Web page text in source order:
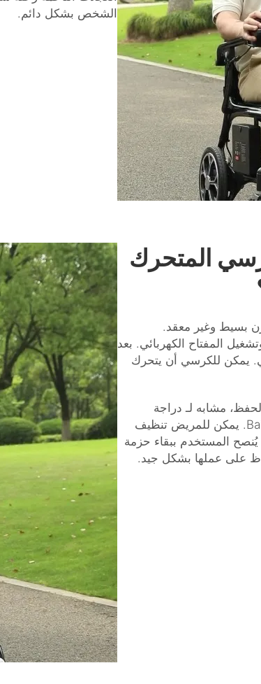
الشخص بشكل دائم.
المتحرك
بسيط وغير معقد.
المفتاح الكهربائي. بعد
يمكن للكرسي أن يتحرك
مشابه لـ دراجة
مصنوعة بواسطة BaiChen. يمكن للمريض تنظيف
المستخدم ببقاء حزمة
على عملها بشكل جيد.